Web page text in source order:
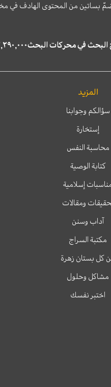
يضمّ بساتين من المحتوى الهادف
المزيد
سؤالكم وجوابنا
إستخارة
محاسبة النفس
كتابة الوصية
إسلامية
ومقالات
آداب وسنن
مكتبة السراج
كل بستان زهرة
مشاكل وحلول
اختبر نفسك